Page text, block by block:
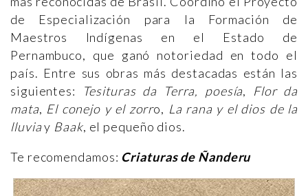
de Especialización para la Formación de
Maestros Indígenas en el Estado de
Pernambuco, que ganó notoriedad en todo el
país. Entre sus obras más destacadas están las
siguientes:
Tesituras da Terra, poesía, Flor da
mata, El conejo y el zorro, La rana y el dios de la
lluviay Baak, el pequeño dios.
Te recomendamos: Criaturas de Ñanderu